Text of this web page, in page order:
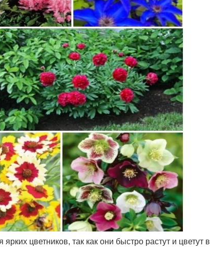
цветников, так как они быстро растут и цветут в